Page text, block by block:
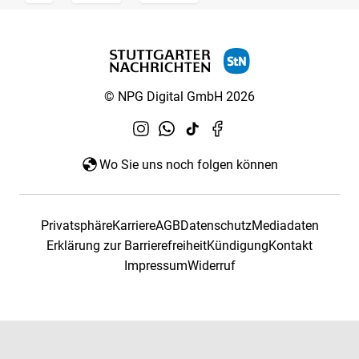
© NPG Digital GmbH 2026
Wo Sie uns noch folgen können
PrivatsphäreKarriereAGBDatenschutzMediadaten
Erklärung zur BarrierefreiheitKündigungKontakt
ImpressumWiderruf